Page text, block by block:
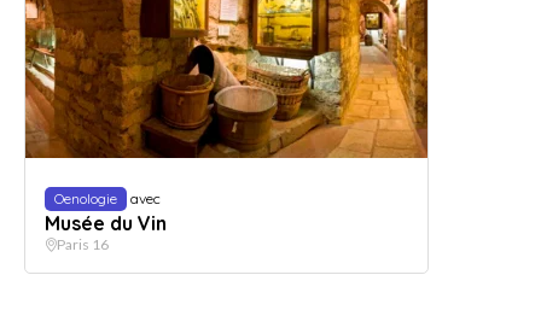
Oenologie avec
Musée du Vin
Paris 16